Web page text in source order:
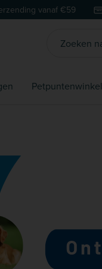
vanaf €59
Petpuntenwinkel